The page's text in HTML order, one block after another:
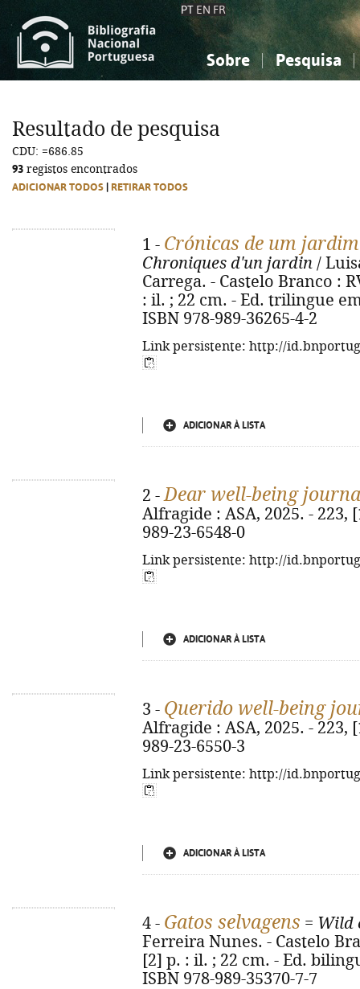
PT EN FR
Sobre Pesquisa
Ciências sociais...
Ciências sociais...
Resultado de pesquisa
CDU: =686.85
93 registos encontrados
ADICIONAR TODOS RETIRAR TODOS
1 - Crónicas de um jardim
Chroniques d'un jardin /
Carrega. - Castelo Branco :
: il. ; 22 cm. - Ed. trilingue
ISBN 978-989-36265-4-2
Link persistente: http://
ADICIONAR À LISTA
2 -Dear well-being
Alfragide : ASA, 2025. - 223,
989-23-6548-0
Link persistente: http://
ADICIONAR À LISTA
3 - Querido well-being
Alfragide : ASA, 2025. - 223,
989-23-6550-3
Link persistente: http://
ADICIONAR À LISTA
4 - Gatos selvagens = Wild
Ferreira Nunes. - Castelo
[2] p. : il. ; 22 cm. - Ed.
ISBN 978-989-35370-7-7